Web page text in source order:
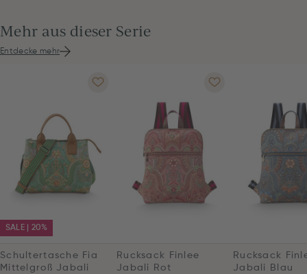
Mehr aus dieser Serie
Entdecke mehr
SALE | 20%
Schultertasche Fia
Mittelgroß Jabali
Rucksack Finlee
Jabali Rot
Rucksack
Jabali Blau